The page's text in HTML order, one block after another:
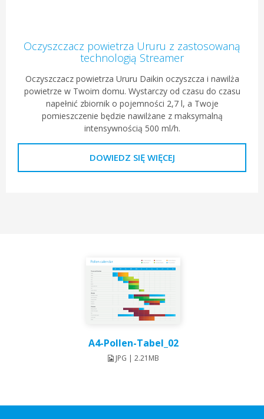
Oczyszczacz powietrza Ururu z zastosowaną
technologią Streamer
Oczyszczacz powietrza Ururu Daikin oczyszcza i nawilża
powietrze w Twoim domu. Wystarczy od czasu do czasu
napełnić zbiornik o pojemności 2,7 l, a Twoje
pomieszczenie będzie nawilżane z maksymalną
intensywnością 500 ml/h.
DOWIEDZ SIĘ WIĘCEJ
A4-Pollen-Tabel_02
JPG | 2.21MB